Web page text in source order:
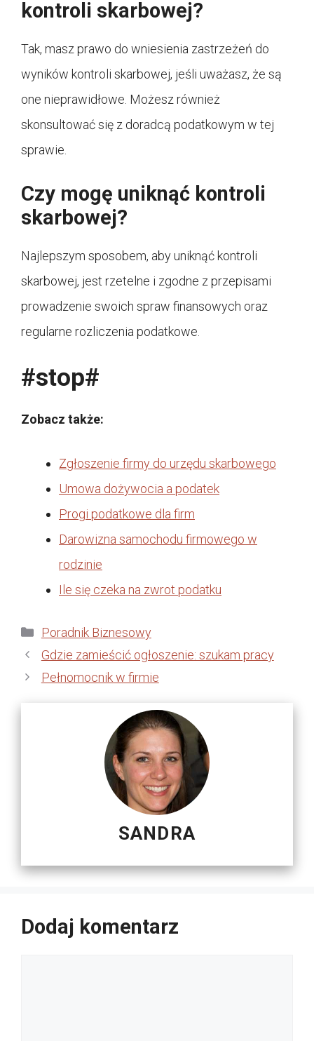
kontroli skarbowej?
Tak, masz prawo do wniesienia zastrzeżeń do
wyników kontroli skarbowej, jeśli uważasz, że są
one nieprawidłowe. Możesz również
skonsultować się z doradcą podatkowym w tej
sprawie.
Czy mogę uniknąć kontroli
skarbowej?
Najlepszym sposobem, aby uniknąć kontroli
skarbowej, jest rzetelne i zgodne z przepisami
prowadzenie swoich spraw finansowych oraz
regularne rozliczenia podatkowe.
#stop#
Zobacz także:
Zgłoszenie firmy do urzędu skarbowego
Umowa dożywocia a podatek
Progi podatkowe dla firm
Darowizna samochodu firmowego w
rodzinie
Ile się czeka na zwrot podatku
Kategorie
Poradnik Biznesowy
Gdzie zamieścić ogłoszenie: szukam pracy
Pełnomocnik w firmie
SANDRA
Dodaj komentarz